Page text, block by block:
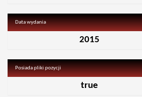
Data wydania
2015
Posiada pliki pozycji
true